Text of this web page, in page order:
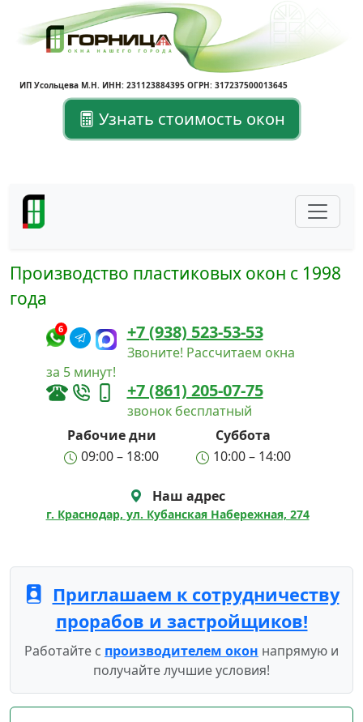
ИП Усольцева М.Н. ИНН: 231123884395 ОГРН: 317237500013645
Узнать стоимость окон
Производство пластиковых окон с 1998
года
6 +7 (938) 523-53-53
Звоните! Рассчитаем окна
за 5 минут!
+7 (861) 205-07-75
звонок бесплатный
Рабочие дни
Суббота
09:00 – 18:00
10:00 – 14:00
Наш адрес
г. Краснодар, ул. Кубанская Набережная, 274
Приглашаем к сотрудничеству
прорабов и застройщиков!
Работайте с производителем окон напрямую и
получайте лучшие условия!